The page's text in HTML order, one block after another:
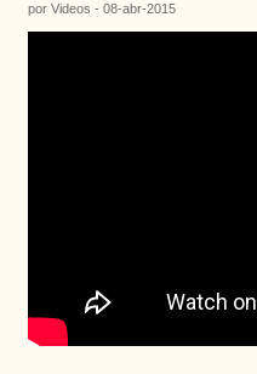
por Videos - 08-abr-2015